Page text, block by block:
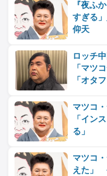
『夜ふ
すぎる
仰天
ロッチ
「マツ
「オタ
マツコ
「イン
る」
マツコ
えた」